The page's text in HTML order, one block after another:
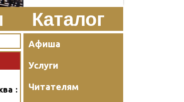
Каталог
:
Афиша
Услуги
Читателям